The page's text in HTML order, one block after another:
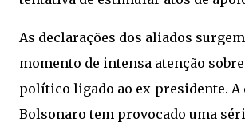
As declarações dos aliados
momento de intensa atenção
político ligado ao ex-presidente. A
Bolsonaro tem provocado uma